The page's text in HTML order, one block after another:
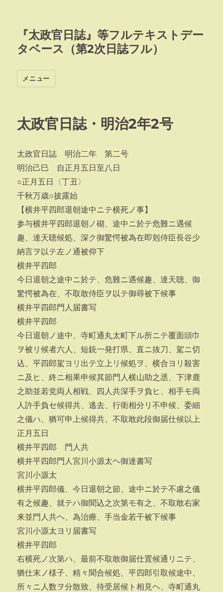
『太政官日誌』等フルテキストデー
タベース（第2次日誌フル）
メニュー
太政官日誌・明治2年2号
太政官日誌 明治二年 第二号
明治己巳 自正月五日至八日
○正月五日〈丁丑〉
千秋万歳○披露始
【横井平四郎退朝途中ニテ横死ノ事】
参与横井平四郎退朝ノ砌、途中ニ於テ危難ニ遇候
趣、達天聴候処、深ク御驚愕被為在即剋侍臣長谷少
納言ヲ以テ左ノ通被仰下
横井平四郎
今日退朝之途中ニ於テ、危難ニ遇候趣、達天聴、御
驚愕被為在、不取敢侍臣ヲ以テ御尋被下候事
横井平四郎門人届書写
横井平四郎
今日退朝ノ途中、寺町通丸太町下ル所ニテ覆面頭巾
ヲ被リ候者六人、短銃一発打県、直ニ抜刀、駕ニ切
込、平四郎駕ヨリ出テ立上リ候処ヲ、横合ヨリ殺害
ニ及ヒ、終ニ相果申候其節門人横山助之丞、下津鹿
之助並若党両人相戦、四人共深手ヲ負ヒ、相手モ両
人許手負セ候得共、逃去、行衛相分リ不申候、委細
之儀ハ、猶可申上候得共、不取敢此段御届仕候以上
正月五日
横井平四郎 門人共
横井平四郎門人宮川小源太ヘ御達書写
宮川小源太
横井平四郎儀、今日退朝之節、途中ニ於テ不慮之儀
有之候趣、就テハ御聞込之次第モ有之、不取敢右家
来並門人共ヘ、為治療、手当金若干被下候事
宮川小源太ヨリ届書写
横井平四郎
右横死ノ次第ハ、最前不取敢御届仕置候通リニテ、
猶仕末ノ様子、精々聞合候処、平四郎引取候途中、
所々ニ人数ヲ分散致、待受居候ト相見ヘ、寺町通丸